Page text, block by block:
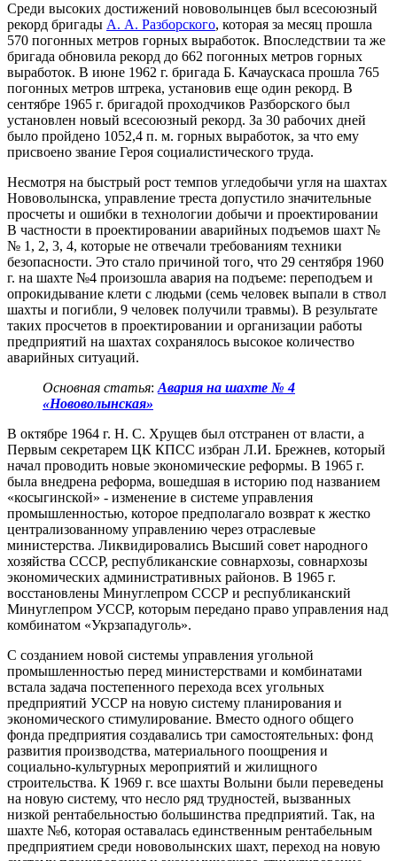
Среди высоких достижений нововолынцев был всесоюзный
рекорд бригады А. А. Разборского, которая за месяц прошла
570 погонных метров горных выработок. Впоследствии та же
бригада обновила рекорд до 662 погонных метров горных
выработок. В июне 1962 г. бригада Б. Качаускаса прошла 765
погонных метров штрека, установив еще один рекорд. В
сентябре 1965 г. бригадой проходчиков Разборского был
установлен новый всесоюзный рекорд. За 30 рабочих дней
было пройдено 1052,4 п. м. горных выработок, за что ему
присвоено звание Героя социалистического труда.
Несмотря на быстрый рост темпов угледобычи угля на шахтах
Нововолынска, управление треста допустило значительные
просчеты и ошибки в технологии добычи и проектировании
В частности в проектировании аварийных подъемов шахт №
№ 1, 2, 3, 4, которые не отвечали требованиям техники
безопасности. Это стало причиной того, что 29 сентября 1960
г. на шахте №4 произошла авария на подъеме: переподъем и
опрокидывание клети с людьми (семь человек выпали в ствол
шахты и погибли, 9 человек получили травмы). В результате
таких просчетов в проектировании и организации работы
предприятий на шахтах сохранялось высокое количество
аварийных ситуаций.
Основная статья: Авария на шахте № 4
«Нововолынская»‎
В октябре 1964 г. Н. С. Хрущев был отстранен от власти, а
Первым секретарем ЦК КПСС избран Л.И. Брежнев, который
начал проводить новые экономические реформы. В 1965 г.
была внедрена реформа, вошедшая в историю под названием
«косыгинской» - изменение в системе управления
промышленностью, которое предполагало возврат к жестко
централизованному управлению через отраслевые
министерства. Ликвидировались Высший совет народного
хозяйства СССР, республиканские совнархозы, совнархозы
экономических административных районов. В 1965 г.
восстановлены Минуглепром СССР и республиканский
Минуглепром УССР, которым передано право управления над
комбинатом «Укрзападуголь».
С созданием новой системы управления угольной
промышленностью перед министерствами и комбинатами
встала задача постепенного перехода всех угольных
предприятий УССР на новую систему планирования и
экономического стимулирование. Вместо одного общего
фонда предприятия создавались три самостоятельных: фонд
развития производства, материального поощрения и
социально-культурных мероприятий и жилищного
строительства. К 1969 г. все шахты Волыни были переведены
на новую систему, что несло ряд трудностей, вызванных
низкой рентабельностью большинства предприятий. Так, на
шахте №6, которая оставалась единственным рентабельным
предприятием среди нововолынских шахт, переход на новую